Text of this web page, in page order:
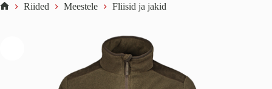
Riided Meestele Fliisid ja jakid